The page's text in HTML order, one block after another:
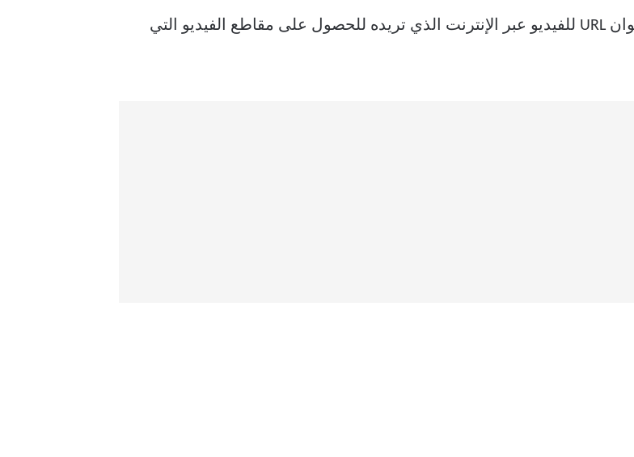
التطبيق عبر الإنترنت سهل. ما عليك سوى إدخال عنوان URL للفيديو عبر الإنترنت الذي تريده للحصول على مقاطع الفيديو التي